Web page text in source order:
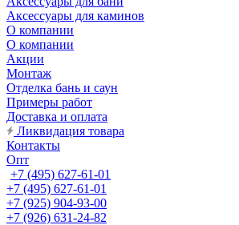
Аксессуары для каминов
О компании
О компании
Акции
Монтаж
Отделка бань и саун
Примеры работ
Доставка и оплата
Ликвидация товара
Контакты
Опт
+7 (495) 627-61-01
+7 (495) 627-61-01
+7 (925) 904-93-00
+7 (926) 631-24-82